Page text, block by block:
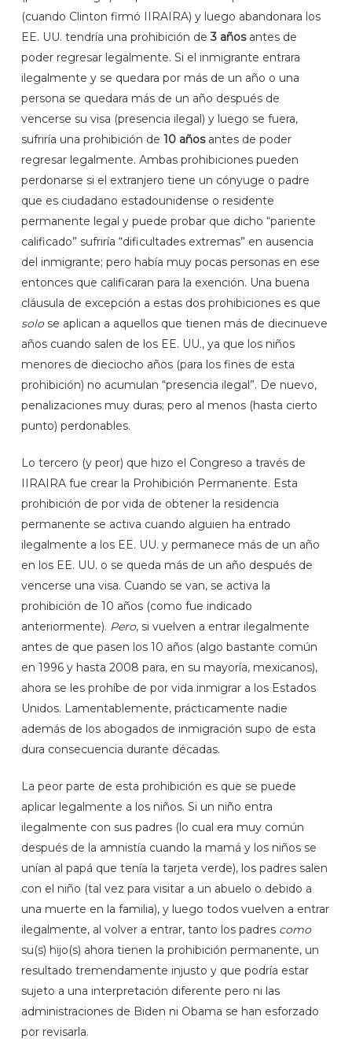
(cuando Clinton firmó IIRAIRA) y luego abandonara los
EE. UU. tendría una prohibición de3 añosantes de
poder regresar legalmente. Si el inmigrante entrara
ilegalmente y se quedara por más de un año o una
persona se quedara más de un año después de
vencerse su visa (presencia ilegal) y luego se fuera,
sufriría una prohibición de 10 añosantes de poder
regresar legalmente. Ambas prohibiciones pueden
perdonarse si el extranjero tiene un cónyuge o padre
que es ciudadano estadounidense o residente
permanente legal y puede probar que dicho “pariente
calificado” sufriría “dificultades extremas” en ausencia
del inmigrante; pero había muy pocas personas en ese
entonces que calificaran para la exención. Una buena
cláusula de excepción a estas dos prohibiciones es que
solose aplican a aquellos que tienen más de diecinueve
años cuando salen de los EE. UU., ya que los niños
menores de dieciocho años (para los fines de esta
prohibición) no acumulan “presencia ilegal”. De nuevo,
penalizaciones muy duras; pero al menos (hasta cierto
punto) perdonables.
Lo tercero (y peor) que hizo el Congreso a través de
IIRAIRA fue crear la Prohibición Permanente. Esta
prohibición de por vida de obtener la residencia
permanente se activa cuando alguien ha entrado
ilegalmente a los EE. UU. y permanece más de un año
en los EE. UU. o se queda más de un año después de
vencerse una visa. Cuando se van, se activa la
prohibición de 10 años (como fue indicado
anteriormente). Pero, si vuelven a entrar ilegalmente
antes de que pasen los 10 años (algo bastante común
en 1996 y hasta 2008 para, en su mayoría, mexicanos),
ahora se les prohíbe de por vida inmigrar a los Estados
Unidos. Lamentablemente, prácticamente nadie
además de los abogados de inmigración supo de esta
dura consecuencia durante décadas.
La peor parte de esta prohibición es que se puede
aplicar legalmente a los niños. Si un niño entra
ilegalmente con sus padres (lo cual era muy común
después de la amnistía cuando la mamá y los niños se
unían al papá que tenía la tarjeta verde), los padres salen
con el niño (tal vez para visitar a un abuelo o debido a
una muerte en la familia), y luego todos vuelven a entrar
ilegalmente, al volver a entrar, tanto los padres como
su(s) hijo(s) ahora tienen la prohibición permanente, un
resultado tremendamente injusto y que podría estar
sujeto a una interpretación diferente pero ni las
administraciones de Biden ni Obama se han esforzado
por revisarla.